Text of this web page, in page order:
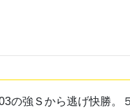
の強Ｓから逃げ快勝。